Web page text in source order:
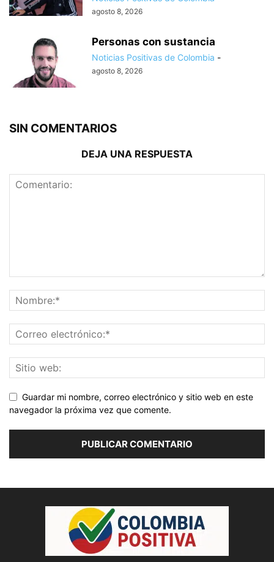
agosto 8, 2026
Personas con sustancia
Noticias Positivas de Colombia -
agosto 8, 2026
SIN COMENTARIOS
DEJA UNA RESPUESTA
Guardar mi nombre, correo electrónico y sitio web en este
navegador la próxima vez que comente.